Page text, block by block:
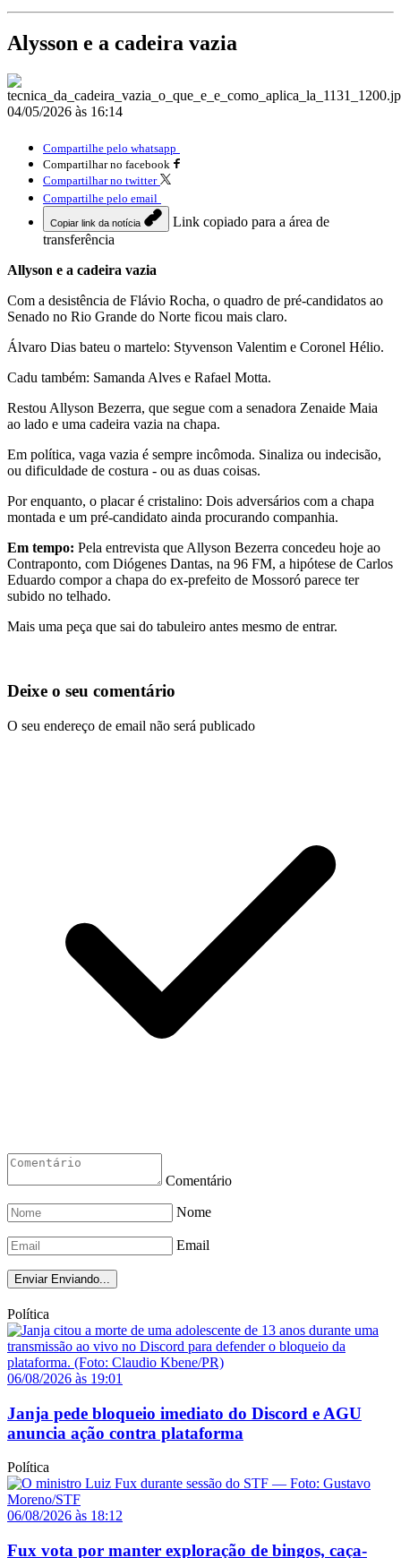
Alysson e a cadeira vazia
04/05/2026 às 16:14
Compartilhe pelo whatsapp
Compartilhar no facebook
Compartilhar no twitter
Compartilhe pelo email
Copiar link da notícia
Link copiado para a área de
transferência
Allyson e a cadeira vazia
Com a desistência de Flávio Rocha, o quadro de pré-candidatos ao
Senado no Rio Grande do Norte ficou mais claro.
Álvaro Dias bateu o martelo: Styvenson Valentim e Coronel Hélio.
Cadu também: Samanda Alves e Rafael Motta.
Restou Allyson Bezerra, que segue com a senadora Zenaide Maia
ao lado e uma cadeira vazia na chapa.
Em política, vaga vazia é sempre incômoda. Sinaliza ou indecisão,
ou dificuldade de costura - ou as duas coisas.
Por enquanto, o placar é cristalino: Dois adversários com a chapa
montada e um pré-candidato ainda procurando companhia.
Em tempo: Pela entrevista que Allyson Bezerra concedeu hoje ao
Contraponto, com Diógenes Dantas, na 96 FM, a hipótese de Carlos
Eduardo compor a chapa do ex-prefeito de Mossoró parece ter
subido no telhado.
Mais uma peça que sai do tabuleiro antes mesmo de entrar.
Deixe o seu comentário
O seu endereço de email não será publicado
Comentário
Nome
Email
Enviar Enviando...
Política
06/08/2026 às 19:01
Janja pede bloqueio imediato do Discord e AGU
anuncia ação contra plataforma
Política
06/08/2026 às 18:12
Fux vota por manter exploração de bingos, caça-